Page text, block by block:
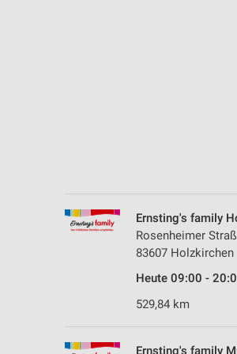
Ernsting's family
Rosenheimer
83607 Holzkirchen
Heute 09:00 -
529,84 km
Ernsting's family
Nicht-IAB-Verarbeitungszwecke: